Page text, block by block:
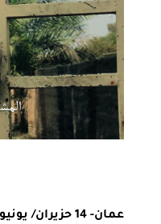
عمان- 14 حزيران/ يونيو 2017